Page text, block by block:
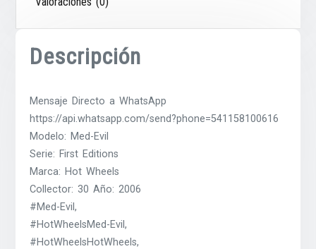
Descripción
Mensaje Directo a WhatsApp
https://api.whatsapp.com/send?phone=541158100616
Modelo: Med-Evil
Serie: First Editions
Marca: Hot Wheels
Collector: 30 Año: 2006
#Med-Evil,
#HotWheelsMed-Evil,
#HotWheelsHotWheels,